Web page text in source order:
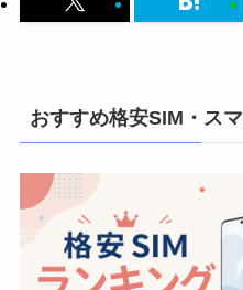
おすすめ格安SIM・ス